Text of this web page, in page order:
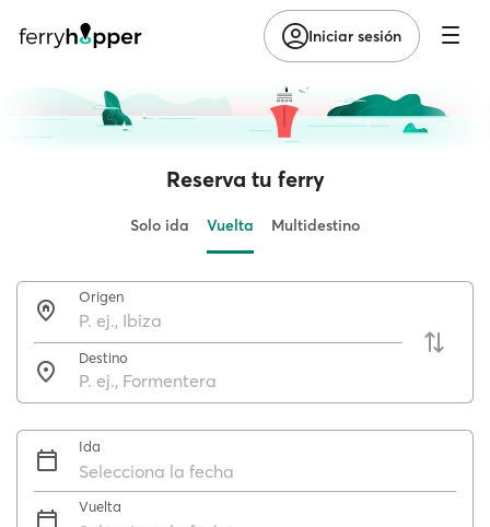
Iniciar sesión
Reserva tu ferry
Solo ida Vuelta Multidestino
Origen
Destino
Ida
Selecciona la fecha
Vuelta